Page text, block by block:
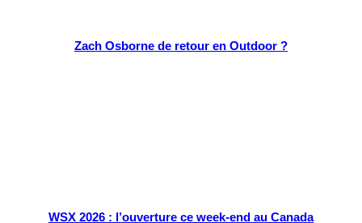
Zach Osborne de retour en Outdoor ?
WSX 2026 : l’ouverture ce week-end au Canada